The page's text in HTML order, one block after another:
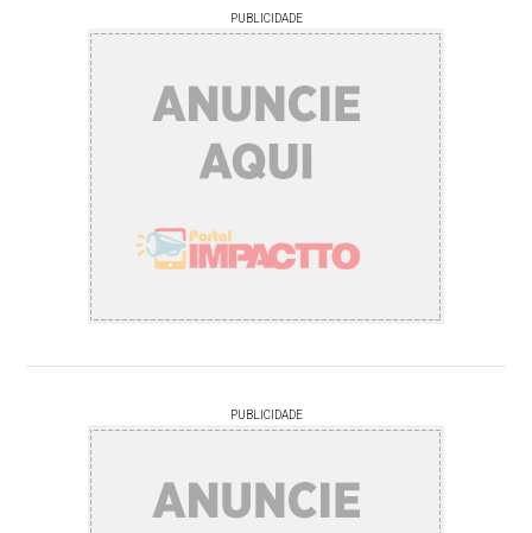
PUBLICIDADE
PUBLICIDADE